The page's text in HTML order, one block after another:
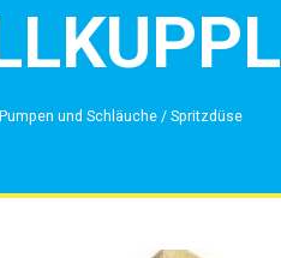
Pumpen und Schläuche / Spritzdüse